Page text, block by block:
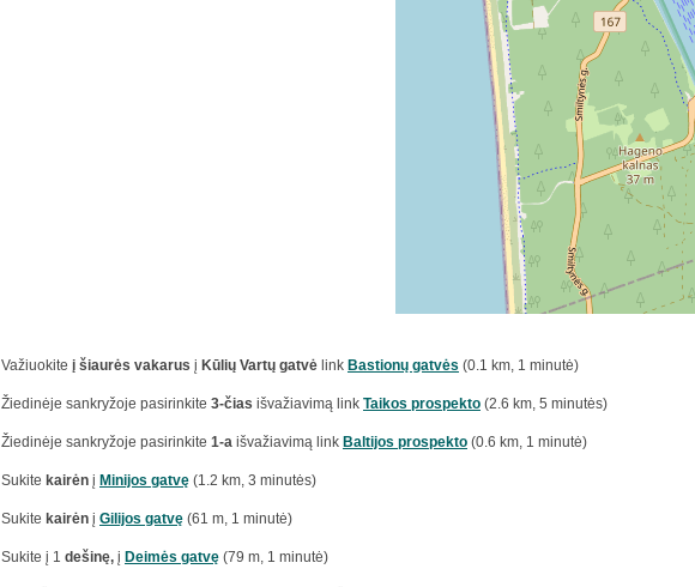
Važiuokite į šiaurės vakarus į Kūlių Vartų gatvė link Bastionų gatvės (0.1 km, 1 minutė)
Žiedinėje sankryžoje pasirinkite 3-čias išvažiavimą link Taikos prospekto (2.6 km, 5 minutės)
Žiedinėje sankryžoje pasirinkite 1-a išvažiavimą link Baltijos prospekto (0.6 km, 1 minutė)
Sukite kairėn į Minijos gatvę (1.2 km, 3 minutės)
Sukite kairėn į Gilijos gatvę (61 m, 1 minutė)
Sukite į 1 dešinę, į Deimės gatvę (79 m, 1 minutė)